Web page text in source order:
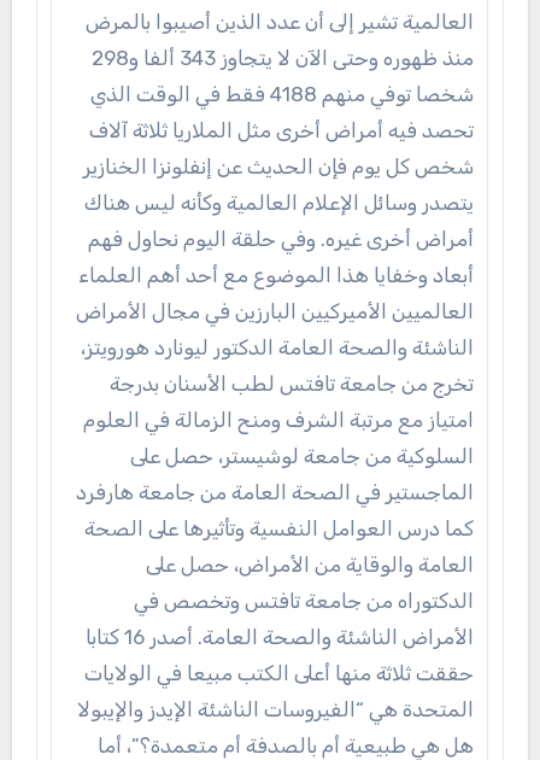
العالمية تشير إلى أن عدد الذين أصيبوا بالمرض
منذ ظهوره وحتى الآن لا يتجاوز 343 ألفا و298
شخصا توفي منهم 4188 فقط في الوقت الذي
تحصد فيه أمراض أخرى مثل الملاريا ثلاثة آلاف
شخص كل يوم فإن الحديث عن إنفلونزا الخنازير
يتصدر وسائل الإعلام العالمية وكأنه ليس هناك
أمراض أخرى غيره. وفي حلقة اليوم نحاول فهم
أبعاد وخفايا هذا الموضوع مع أحد أهم العلماء
العالميين الأميركيين البارزين في مجال الأمراض
الناشئة والصحة العامة الدكتور ليونارد هورويتز،
تخرج من جامعة تافتس لطب الأسنان بدرجة
امتياز مع مرتبة الشرف ومنح الزمالة في العلوم
السلوكية من جامعة لوشيستر، حصل على
الماجستير في الصحة العامة من جامعة هارفرد
كما درس العوامل النفسية وتأثيرها على الصحة
العامة والوقاية من الأمراض، حصل على
الدكتوراه من جامعة تافتس وتخصص في
الأمراض الناشئة والصحة العامة. أصدر 16 كتابا
حققت ثلاثة منها أعلى الكتب مبيعا في الولايات
المتحدة هي “الفيروسات الناشئة الإيدز والإيبولا
هل هي طبيعية أم بالصدفة أم متعمدة؟”، أما